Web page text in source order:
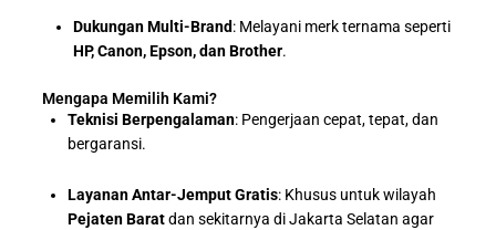
Dukungan Multi-Brand: Melayani merk ternama seperti
HP, Canon, Epson, dan Brother.
Mengapa Memilih Kami?
Teknisi Berpengalaman: Pengerjaan cepat, tepat, dan
bergaransi.
Layanan Antar-Jemput Gratis: Khusus untuk wilayah
Pejaten Baratdan sekitarnya di Jakarta Selatan agar